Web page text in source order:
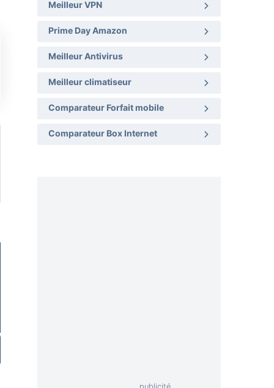
Meilleur VPN
Prime Day Amazon
Meilleur Antivirus
Meilleur climatiseur
Comparateur Forfait mobile
Comparateur Box Internet